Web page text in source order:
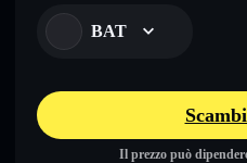
BAT
Il prezzo può